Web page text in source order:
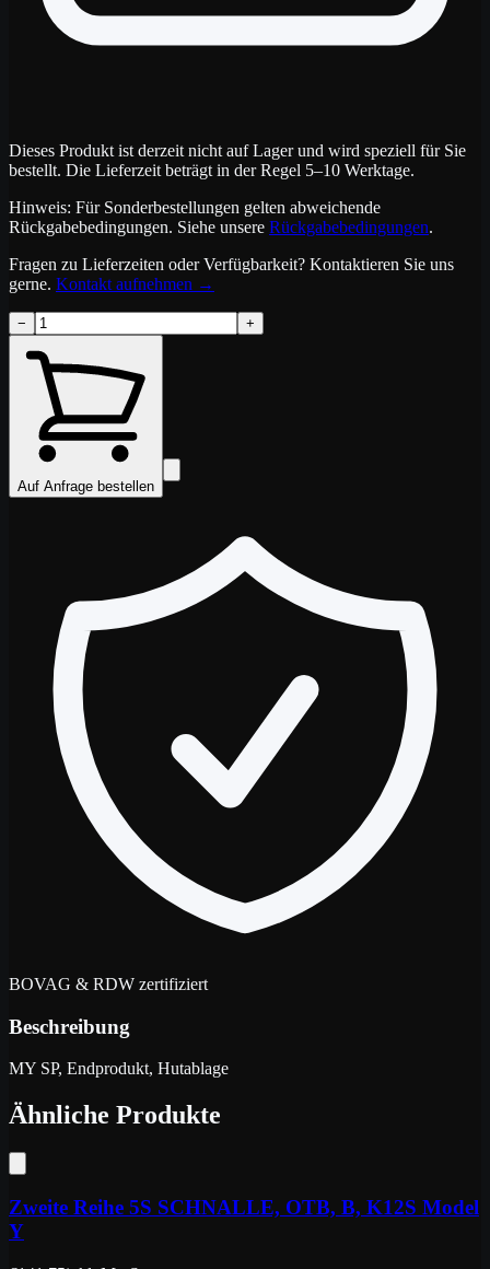
Dieses Produkt ist derzeit nicht auf Lager und wird speziell für Sie
bestellt. Die Lieferzeit beträgt in der Regel 5–10 Werktage.
Hinweis: Für Sonderbestellungen gelten abweichende
Rückgabebedingungen. Siehe unsere Rückgabebedingungen.
Fragen zu Lieferzeiten oder Verfügbarkeit? Kontaktieren Sie uns
gerne. Kontakt aufnehmen →
− +
Auf Anfrage bestellen
BOVAG & RDW zertifiziert
Beschreibung
MY SP, Endprodukt, Hutablage
Ähnliche Produkte
Zweite Reihe 5S SCHNALLE, OTB, B, K12S Model
Y